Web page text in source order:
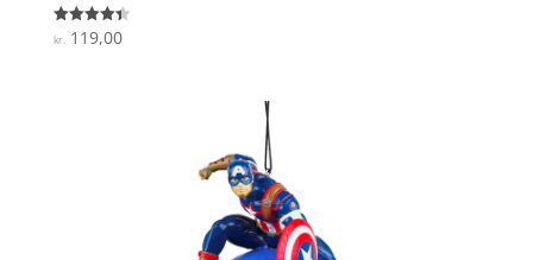
Vurderet
4.4
kr.119,00